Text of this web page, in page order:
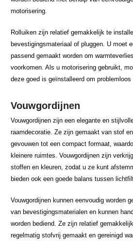
motorisering.
Rolluiken zijn relatief gemakkelijk te
bevestigingsmateriaal of pluggen. U moet
passend gemaakt worden om
voorkomen. Als u motorisering gebruikt,
deze goed is geïnstalleerd om problemloos
Vouwgordijnen
Vouwgordijnen zijn een elegante en
raamdecoratie. Ze zijn gemaakt van stof
gevouwen tot een compact formaat,
kleinere ruimtes. Vouwgordijnen zijn
stoffen en kleuren, zodat u ze kunt
bieden ook een goede balans tussen
Vouwgordijnen kunnen eenvoudig worden
van bevestigingsmaterialen en kunnen
worden bediend. Ze zijn relatief
regelmatig stofvrij gemaakt en gereinigd